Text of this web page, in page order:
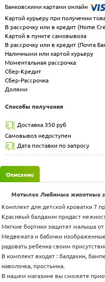
Банковскими картами онлайн
Картой курьеру при получении
В рассрочку или в кредит (Home
Картой в пункте самовывоза
В рассрочку или в кредит (Почта
Наличными или картой курьеру
Моментальная рассрочка
Сбер-Кредит
Сбер-Рассрочка
Долями
Способы получения
Доставка 350 руб
Самовывоз недоступен
Дата поставки по запросу
Описание
Мотылек Любимые животные
Комплект для детской кроватки 7
Красивый балдахин придаст
Мягкие бортики защитят малыша от
Медвежата и бабочки
радовать ребенка своим
В комплект входят : балдахин,
наволочка, простынка.
В нашем магазине вы сможете